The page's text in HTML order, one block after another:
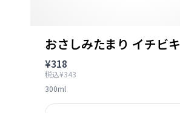
おさしみたまり イチビキ
¥318
税込¥343
300ml